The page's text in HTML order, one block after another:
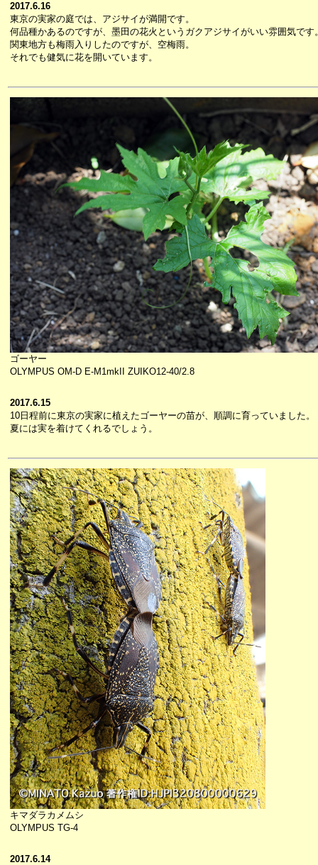
2017.6.16
東京の実家の庭では、アジサイが満開です。
何品種かあるのですが、墨田の花火というガクアジサイがいい雰囲気です
関東地方も梅雨入りしたのですが、空梅雨。
それでも健気に花を開いています。
ゴーヤー
OLYMPUS OM-D E-M1mkII ZUIKO12-40/2.8
2017.6.15
10日程前に東京の実家に植えたゴーヤーの苗が、順調に育っていました。
夏には実を着けてくれるでしょう。
キマダラカメムシ
OLYMPUS TG-4
2017.6.14